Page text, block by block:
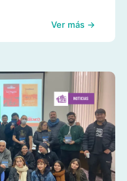
Ver más →